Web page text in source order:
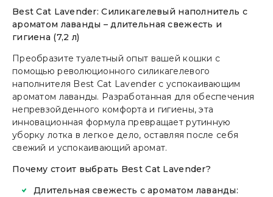
Best Cat Lavender: Силикагелевый наполнитель с
ароматом лаванды – длительная свежесть и
гигиена (7,2 л)
Преобразите туалетный опыт вашей кошки с
помощью революционного силикагелевого
наполнителя Best Cat Lavender с успокаивающим
ароматом лаванды. Разработанная для обеспечения
непревзойденного комфорта и гигиены, эта
инновационная формула превращает рутинную
уборку лотка в легкое дело, оставляя после себя
свежий и успокаивающий аромат.
Почему стоит выбрать Best Cat Lavender?
Длительная свежесть с ароматом лаванды: